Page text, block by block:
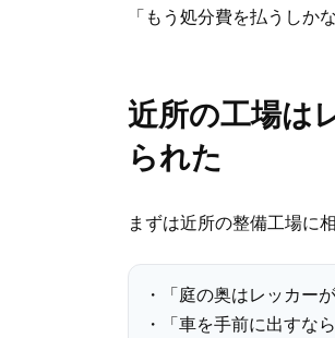
「もう処分費を払うしか
近所の工場は
られた
まずは近所の整備工場に
・「庭の奥はレッカー
・「車を手前に出すな